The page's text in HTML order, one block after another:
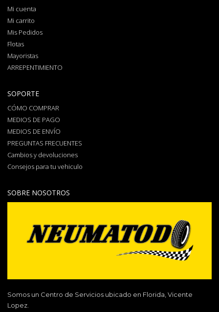
Mi cuenta
Mi carrito
Mis Pedidos
Flotas
Mayoristas
ARREPENTIMIENTO
SOPORTE
CÓMO COMPRAR
MEDIOS DE PAGO
MEDIOS DE ENVÍO
PREGUNTAS FRECUENTES
Cambios y devoluciones
Consejos para tu vehiculo
SOBRE NOSOTROS
Somos un Centro de Servicios ubicado en Florida, Vicente
Lopez.